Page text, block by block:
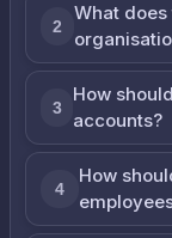
2
What
3
How
accounts?
4
How